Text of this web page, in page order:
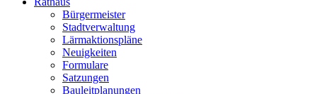
Bürgermeister
Stadtverwaltung
Lärmaktionspläne
Neuigkeiten
Formulare
Satzungen
Bauleitplanungen